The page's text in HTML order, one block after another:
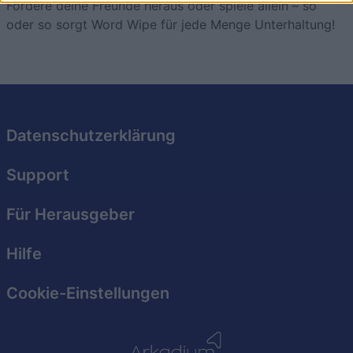
I want to allow Google to enable storage
related to security, including authentication
Fordere deine Freunde heraus oder spiele allein – so
oder so sorgt Word Wipe für jede Menge Unterhaltung!
Datenschutzerklärung
Support
Für Herausgeber
Hilfe
Cookie-Einstellungen